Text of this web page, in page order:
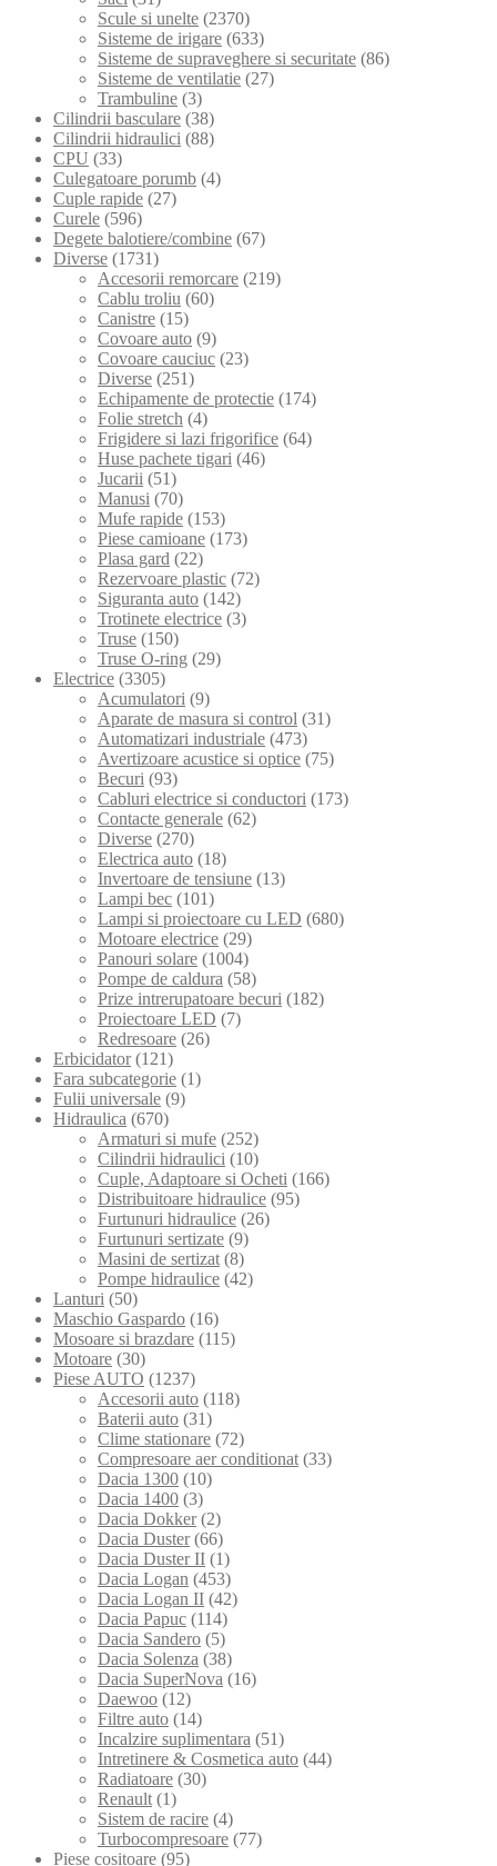
Scule si unelte (2370)
Sisteme de irigare (633)
Sisteme de supraveghere si securitate (86)
Sisteme de ventilatie (27)
Trambuline (3)
Cilindrii basculare (38)
Cilindrii hidraulici (88)
CPU (33)
Culegatoare porumb (4)
Cuple rapide (27)
Curele (596)
Degete balotiere/combine (67)
Diverse (1731)
Accesorii remorcare (219)
Cablu troliu (60)
Canistre (15)
Covoare auto (9)
Covoare cauciuc (23)
Diverse (251)
Echipamente de protectie (174)
Folie stretch (4)
Frigidere si lazi frigorifice (64)
Huse pachete tigari (46)
Jucarii (51)
Manusi (70)
Mufe rapide (153)
Piese camioane (173)
Plasa gard (22)
Rezervoare plastic (72)
Siguranta auto (142)
Trotinete electrice (3)
Truse (150)
Truse O-ring (29)
Electrice (3305)
Acumulatori (9)
Aparate de masura si control (31)
Automatizari industriale (473)
Avertizoare acustice si optice (75)
Becuri (93)
Cabluri electrice si conductori (173)
Contacte generale (62)
Diverse (270)
Electrica auto (18)
Invertoare de tensiune (13)
Lampi bec (101)
Lampi si proiectoare cu LED (680)
Motoare electrice (29)
Panouri solare (1004)
Pompe de caldura (58)
Prize intrerupatoare becuri (182)
Proiectoare LED (7)
Redresoare (26)
Erbicidator (121)
Fara subcategorie (1)
Fulii universale (9)
Hidraulica (670)
Armaturi si mufe (252)
Cilindrii hidraulici (10)
Cuple, Adaptoare si Ocheti (166)
Distribuitoare hidraulice (95)
Furtunuri hidraulice (26)
Furtunuri sertizate (9)
Masini de sertizat (8)
Pompe hidraulice (42)
Lanturi (50)
Maschio Gaspardo (16)
Mosoare si brazdare (115)
Motoare (30)
Piese AUTO (1237)
Accesorii auto (118)
Baterii auto (31)
Clime stationare (72)
Compresoare aer conditionat (33)
Dacia 1300 (10)
Dacia 1400 (3)
Dacia Dokker (2)
Dacia Duster (66)
Dacia Duster II (1)
Dacia Logan (453)
Dacia Logan II (42)
Dacia Papuc (114)
Dacia Sandero (5)
Dacia Solenza (38)
Dacia SuperNova (16)
Daewoo (12)
Filtre auto (14)
Incalzire suplimentara (51)
Intretinere & Cosmetica auto (44)
Radiatoare (30)
Renault (1)
Sistem de racire (4)
Turbocompresoare (77)
Piese cositoare (95)